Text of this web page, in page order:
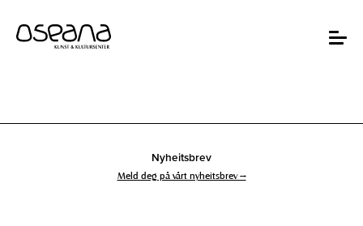
innhold
navigasjon
Toggle
Nyheitsbrev
Meld deg på vårt nyheitsbrev →